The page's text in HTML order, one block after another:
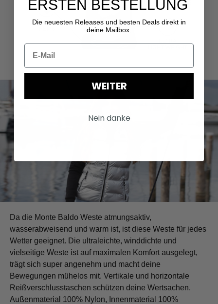
Da die Monte Baldo Weste atmungsaktiv,
wasserabweisend und warm ist, ist diese Weste für jedes
Wetter geeignet. Die ultraleichte, winddichte und
vielseitige Weste ist auf maximalen Komfort ausgelegt,
trägt sich super angenehm und macht deine
Bewegungen mühelos mit. Vertikale und horizontale
Reißverschlusstaschen schützen deine Wertsachen.
Außenmaterial 100% Nylon, Innenmaterial 100%
ERSTEN BESTELLUNG
Die neuesten Releases und besten Deals direkt in
deine Mailbox.
WEITER
Nein danke